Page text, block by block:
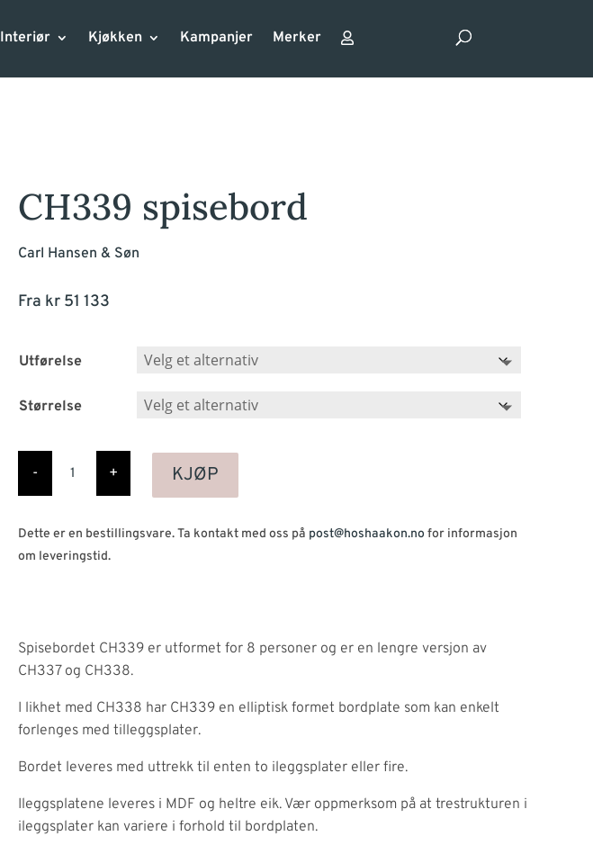
Interiør Kjøkken Kampanjer Merker
CH339 spisebord
Carl Hansen & Søn
Fra kr 51 133
Utførelse
Størrelse
-
spisebord+ KJØP
Dette er en bestillingsvare. Ta kontakt med oss på post@hoshaakon.no for informasjon
om leveringstid.
Spisebordet CH339 er utformet for 8 personer og er en lengre versjon av
CH337 og CH338.
I likhet med CH338 har CH339 en elliptisk formet bordplate som kan enkelt
forlenges med tilleggsplater.
Bordet leveres med uttrekk til enten to ileggsplater eller fire.
Ileggsplatene leveres i MDF og heltre eik. Vær oppmerksom på at trestrukturen i
ileggsplater kan variere i forhold til bordplaten.